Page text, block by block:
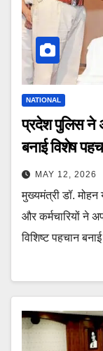
NATIONAL
प्रदेश पुलिस ने
बनाई विशेष
MAY 12, 2026
मुख्यमंत्री डॉ.
और कर्मचारियों ने
विशिष्ट पहचान